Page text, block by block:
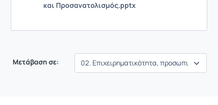
και Προσανατολισμός.pptx
Μετάβαση σε: